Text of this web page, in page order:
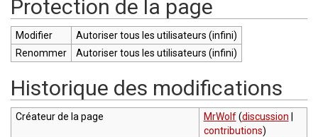
Protection de la page
Modifier
Autoriser tous les utilisateurs (infini)
Renommer
Autoriser tous les utilisateurs (infini)
Historique des modifications
Créateur de la page MrWolf (discussion
contributions)